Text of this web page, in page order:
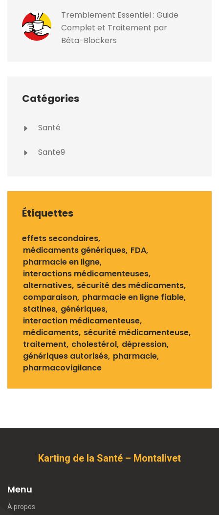
Tremblement Essentiel : Guide
Complet et Traitement par
Bêta-Blockers
Catégories
Santé
Sante9
Étiquettes
effets secondaires
médicaments génériques FDA
pharmacie en ligne
interactions médicamenteuses
alternatives sécurité des médicaments
comparaison pharmacie en ligne fiable
statines génériques
interaction médicamenteuse
médicaments sécurité médicamenteuse
traitement cholestérol dépression
génériques autorisés pharmacie
pharmacovigilance
Karting de la Santé – Montalivet
Menu
À propos